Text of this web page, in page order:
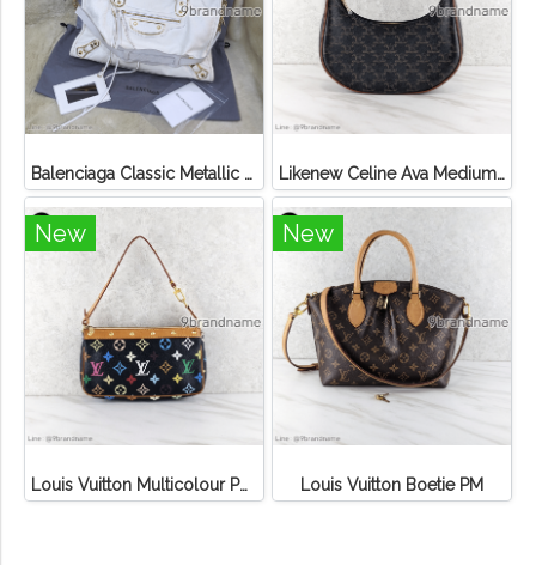
Balenciaga Classic Metallic Edge City Bag Likenew Celine Ava Medium Triomphe Canvas
New
Louis Vuitton Multicolour Pochette Canvas
New
Louis Vuitton Boetie PM